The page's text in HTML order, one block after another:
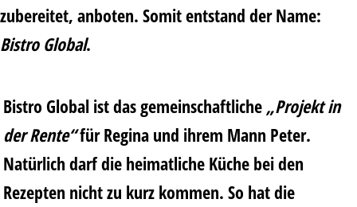
zubereitet, anboten. Somit entstand der Name:
Bistro Global.
Bistro Global ist das gemeinschaftliche „Projekt in
der Rente“für Regina und ihrem Mann Peter.
Natürlich darf die heimatliche Küche bei den
Rezepten nicht zu kurz kommen. So hat die